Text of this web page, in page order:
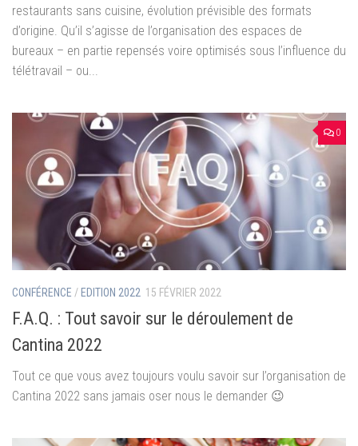
restaurants sans cuisine, évolution prévisible des formats
d’origine. Qu’il s’agisse de l’organisation des espaces de
bureaux – en partie repensés voire optimisés sous l’influence du
télétravail – ou...
0
CONFÉRENCE / EDITION 2022 15 FÉVRIER 2022
F.A.Q. : Tout savoir sur le déroulement de
Cantina 2022
Tout ce que vous avez toujours voulu savoir sur l’organisation de
Cantina 2022 sans jamais oser nous le demander 😉